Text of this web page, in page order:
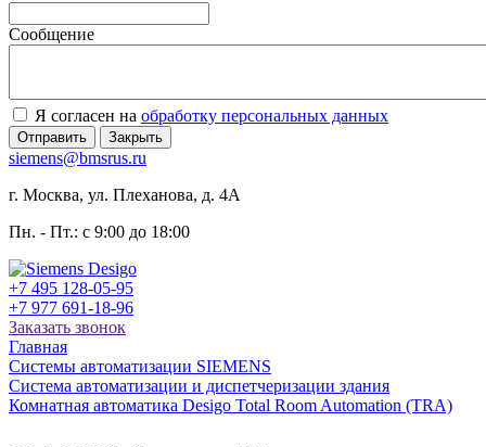
Сообщение
Я согласен на обработку персональных данных
Отправить Закрыть
siemens@bmsrus.ru
г. Москва, ул. Плеханова, д. 4А
Пн. - Пт.: c 9:00 до 18:00
+7 495 128-05-95
+7 977 691-18-96
Заказать звонок
Главная
Системы автоматизации SIEMENS
Система автоматизации и диспетчеризации здания
Комнатная автоматика Desigo Total Room Automation (TRA)